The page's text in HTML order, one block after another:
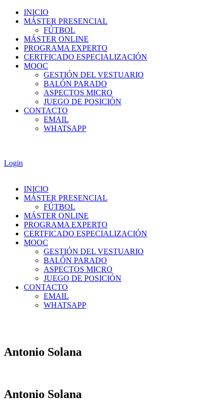
Flyout
Menu
INICIO
MÁSTER PRESENCIAL
FÚTBOL
MÁSTER ONLINE
PROGRAMA EXPERTO
CERTFICADO ESPECIALIZACIÓN
MOOC
GESTIÓN DEL VESTUARIO
BALÓN PARADO
ASPECTOS MICRO
JUEGO DE POSICIÓN
CONTACTO
EMAIL
WHATSAPP
Login
Flyout
Menu
INICIO
MÁSTER PRESENCIAL
FÚTBOL
MÁSTER ONLINE
PROGRAMA EXPERTO
CERTFICADO ESPECIALIZACIÓN
MOOC
GESTIÓN DEL VESTUARIO
BALÓN PARADO
ASPECTOS MICRO
JUEGO DE POSICIÓN
CONTACTO
EMAIL
WHATSAPP
Antonio Solana
Antonio Solana